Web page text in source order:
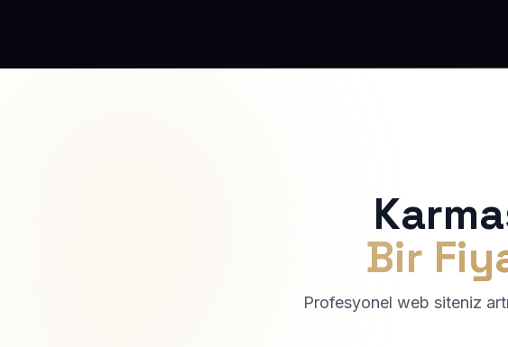
Bir
Profesyonel web siteniz